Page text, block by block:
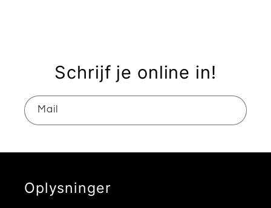
Schrijf je online in!
Mail
Oplysninger